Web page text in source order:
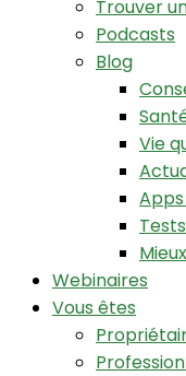
Trouver
Podcasts
Blog
Vie
Webinaires
Vous êtes